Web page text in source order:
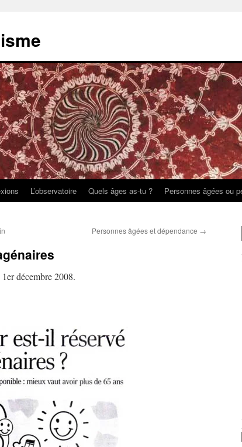
L’observatoire Quels âges as-tu ? Personnes âgées ou
Personnes âgées et dépendance →
décembre 2008.